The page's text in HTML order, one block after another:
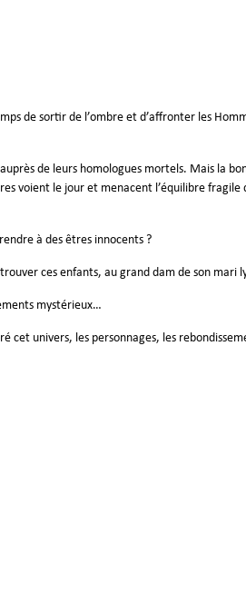
de sortir de l’ombre et d’affronter les
de leurs homologues mortels. Mais la
voient le jour et menacent l’équilibre fragile
à des êtres innocents ?
ces enfants, au grand dam de son mari
mystérieux…
cet univers, les personnages, les